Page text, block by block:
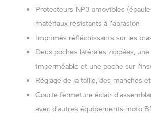
Protecteurs NP3 amovibles
matériaux résistants à l’abrasion
Imprimés réfléchissants sur les
Deux poches latérales zippées,
imperméable et une poche sur
Réglage de la taille, des manches
Courte fermeture éclair
avec d’autres équipements moto